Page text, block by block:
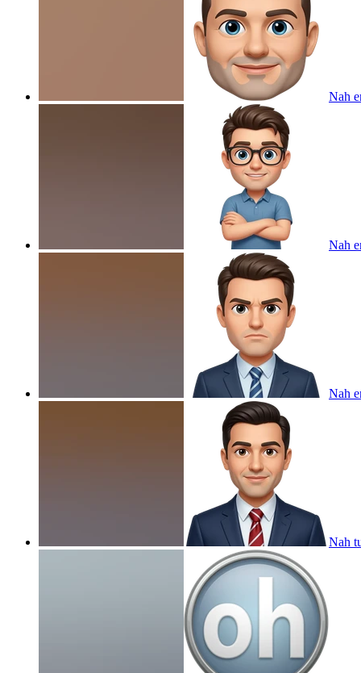
Nah
Nah
Nah
Nah